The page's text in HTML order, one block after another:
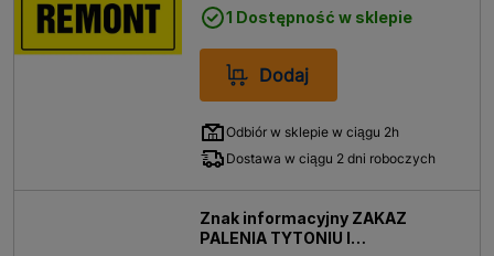
1 Dostępność w sklepie
Dodaj
Odbiór w sklepie w ciągu 2h
Dostawa w ciągu 2 dni roboczych
Znak informacyjny ZAKAZ
PALENIA TYTONIU I